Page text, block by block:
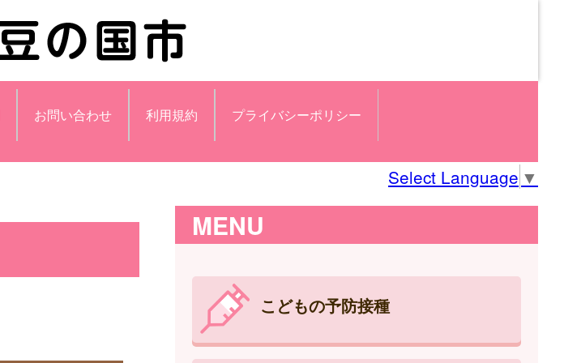
お問い合わせ 利用規約 プライバシーポリシー
Select Language ▼
MENU
こどもの予防接種